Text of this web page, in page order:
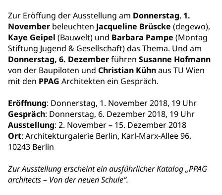
Zur Eröffung der Ausstellung am Donnerstag, 1.
November beleuchten Jacqueline Brüscke (degewo),
Kaye Geipel (Bauwelt) und Barbara Pampe (Montag
Stiftung Jugend & Gesellschaft) das Thema. Und am
Donnerstag, 6. Dezemberführen Susanne Hofmann
von der Baupiloten und Christian Kühnaus TU Wien
mit den PPAG Architekten ein Gespräch.
Eröffnung: Donnerstag, 1. November 2018, 19 Uhr
Gespräch: Donnerstag, 6. Dezember 2018, 19 Uhr
Ausstellung: 2. November – 15. Dezember 2018
Ort: Architekturgalerie Berlin, Karl-Marx-Allee 96,
10243 Berlin
Zur Ausstellung erscheint ein ausführlicher Katalog „PPAG
architects – Von der neuen Schule“.